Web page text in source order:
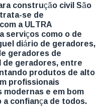
construção civil São
se de
a ULTRA
serviços como o de
diário de geradores,
geradores de
de geradores, entre
produtos de alto
profissionais
e em bom
confiança de todos.